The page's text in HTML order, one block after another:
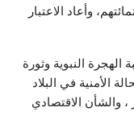
وأعاد الاعتبار
النبوية وثورة
الأمنية في البلاد
، والشأن الاقتصادي